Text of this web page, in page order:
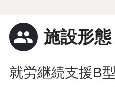
people 施設形態
就労継続支援B型